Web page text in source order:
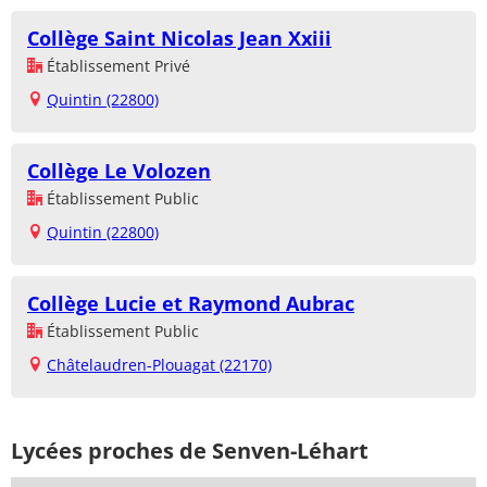
Collège Saint Nicolas Jean Xxiii
Établissement Privé
Quintin (22800)
Collège Le Volozen
Établissement Public
Quintin (22800)
Collège Lucie et Raymond Aubrac
Établissement Public
Châtelaudren-Plouagat (22170)
Lycées proches de Senven-Léhart